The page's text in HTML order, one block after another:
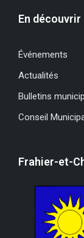
En découvrir
Événements
Actualités
Bulletins
Conseil
Frahier-et-